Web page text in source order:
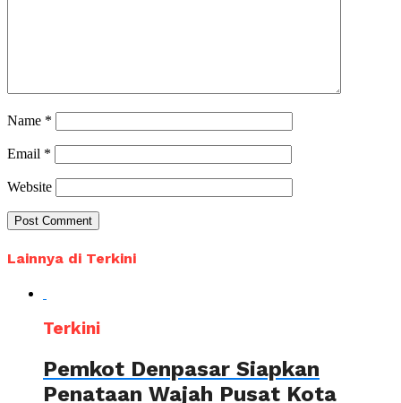
Name *
Email *
Website
Lainnya di Terkini
Terkini
Pemkot Denpasar Siapkan
Penataan Wajah Pusat Kota